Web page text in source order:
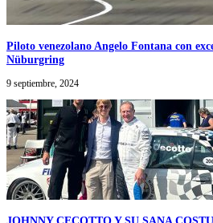
Piloto venezolano Angelo Fontana con
Nüburgring
9 septiembre, 2024